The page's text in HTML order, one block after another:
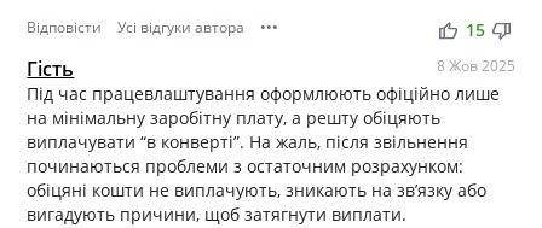
Відповісти Усі відгуки автора ••• thumb_up thumb_down
15
Гість 8 Жов 2025
Під час працевлаштування оформлюють офіційно лише
на мінімальну заробітну плату, а решту обіцяють
виплачувати “в конверті”. На жаль, після звільнення
починаються проблеми з остаточним розрахунком:
обіцяні кошти не виплачують, зникають на зв’язку або
вигадують причини, щоб затягнути виплати.